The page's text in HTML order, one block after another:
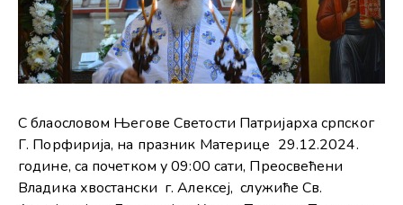
С блаословом Његове Светости Патријарха српског
Г. Порфирија, на празник Материце 29.12.2024.
године, са почетком у 09:00 сати, Преосвећени
Владика хвостански г. Алексеј, служиће Св.